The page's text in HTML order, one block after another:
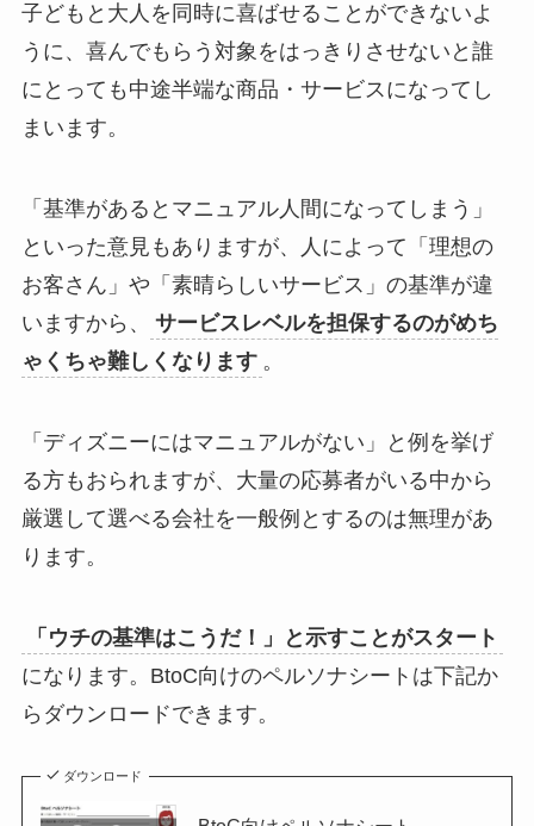
子どもと大人を同時に喜ばせることができないよ
うに、喜んでもらう対象をはっきりさせないと誰
にとっても中途半端な商品・サービスになってし
まいます。
「基準があるとマニュアル人間になってしまう」
といった意見もありますが、人によって「理想の
お客さん」や「素晴らしいサービス」の基準が違
いますから、
サービスレベルを担保するのがめち
ゃくちゃ難しくなります 。
「ディズニーにはマニュアルがない」と例を挙げ
る方もおられますが、大量の応募者がいる中から
厳選して選べる会社を一般例とするのは無理があ
ります。
「ウチの基準はこうだ！」と示すことがスタート
になります。BtoC向けのペルソナシートは下記か
らダウンロードできます。
ダウンロード